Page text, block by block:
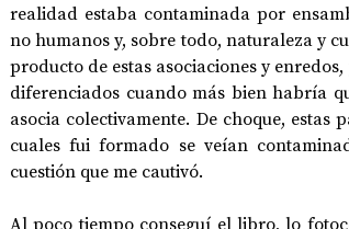
realidad estaba contaminada por
no humanos y, sobre todo, naturaleza y
producto de estas asociaciones y
diferenciados cuando más bien habría
asocia colectivamente. De choque,
cuales fui formado se veían
cuestión que me cautivó.
Al poco tiempo conseguí el libro, lo